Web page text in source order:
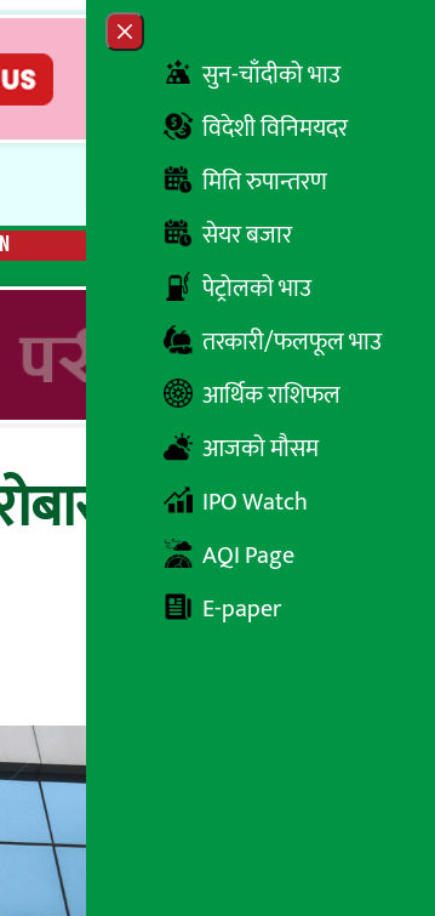
Close menu
सुन-चाँदीको भाउ
विदेशी विनिमयदर
मिति रुपान्तरण
सेयर बजार
पेट्रोलको भाउ
तरकारी/फलफूल भाउ
आर्थिक राशिफल
आजको मौसम
IPO Watch
AQI Page
E-paper
रेडियो
भएका दश